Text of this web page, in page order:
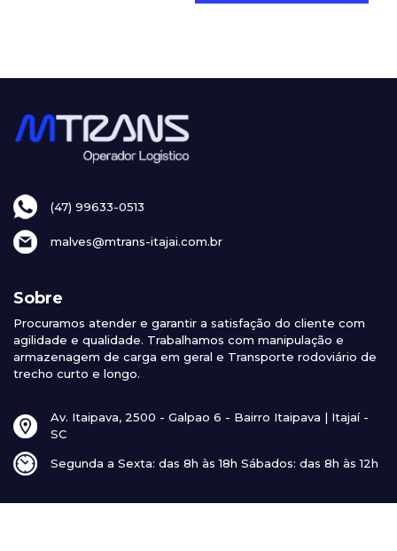
(47) 99633-0513
malves@mtrans-itajai.com.br
Sobre
Procuramos atender e garantir a satisfação do cliente com
agilidade e qualidade. Trabalhamos com manipulação e
armazenagem de carga em geral e Transporte rodoviário de
trecho curto e longo.
Av. Itaipava, 2500 - Galpao 6 - Bairro Itaipava | Itajaí -
SC
Segunda a Sexta: das 8h às 18h Sábados: das 8h às 12h